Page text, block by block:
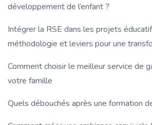
développement de l’enfant ?
Intégrer la RSE dans les projets
méthodologie et leviers pour une
Comment choisir le meilleur service de
votre famille
Quels débouchés après une formation